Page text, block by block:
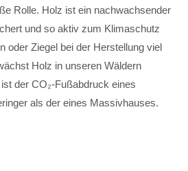
Rolle. Holz ist ein nachwachsender
und so aktiv zum Klimaschutz
oder Ziegel bei der Herstellung viel
Holz in unseren Wäldern
der CO₂-Fußabdruck eines
als der eines Massivhauses.